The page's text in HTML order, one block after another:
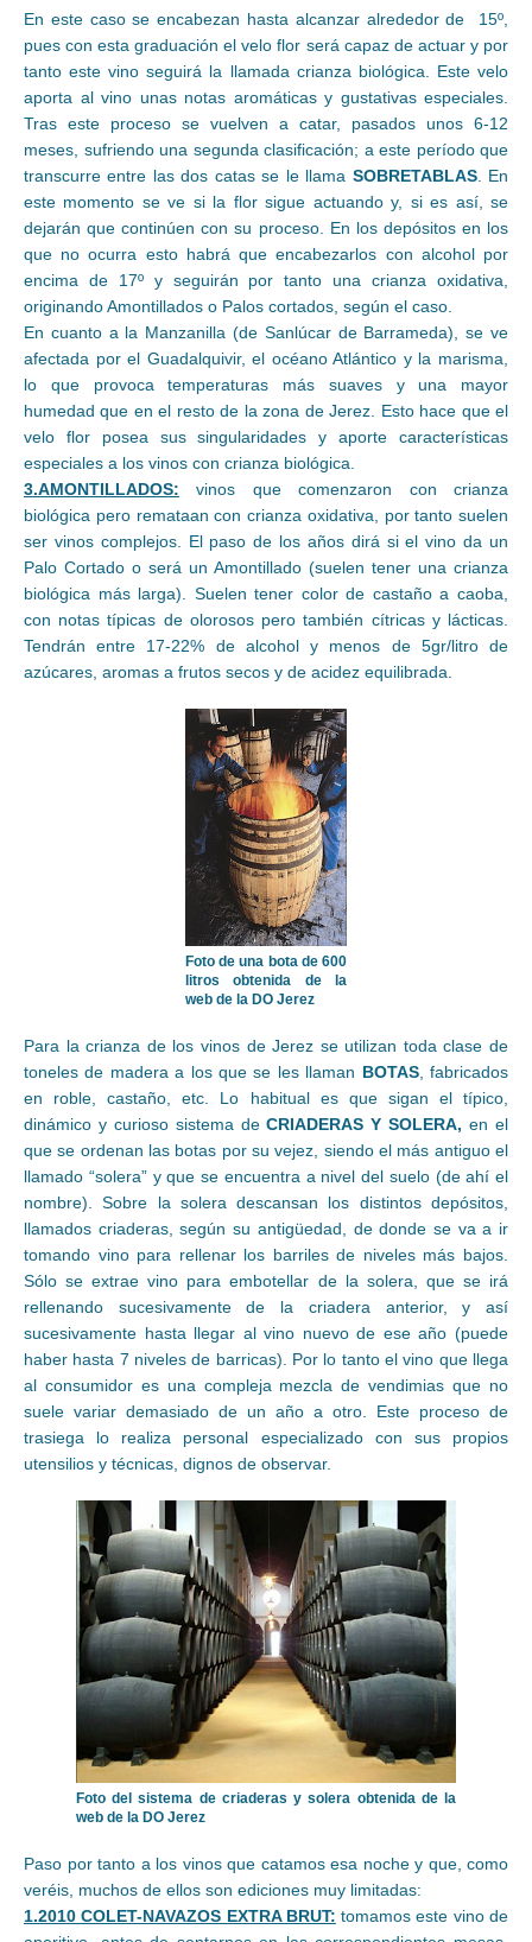
En este caso se encabezan hasta alcanzar alrededor de 15º,
pues con esta graduación el velo flor será capaz de actuar y por
tanto este vino seguirá la llamada crianza biológica. Este velo
aporta al vino unas notas aromáticas y gustativas especiales.
Tras este proceso se vuelven a catar, pasados unos 6-12
meses, sufriendo una segunda clasificación; a este período que
transcurre entre las dos catas se le llama SOBRETABLAS. En
este momento se ve si la flor sigue actuando y, si es así, se
dejarán que continúen con su proceso. En los depósitos en los
que no ocurra esto habrá que encabezarlos con alcohol por
encima de 17º y seguirán por tanto una crianza oxidativa,
originando Amontillados o Palos cortados, según el caso.
En cuanto a la Manzanilla (de Sanlúcar de Barrameda), se ve
afectada por el Guadalquivir, el océano Atlántico y la marisma,
lo que provoca temperaturas más suaves y una mayor
humedad que en el resto de la zona de Jerez. Esto hace que el
velo flor posea sus singularidades y aporte características
especiales a los vinos con crianza biológica.
3.AMONTILLADOS: vinos que comenzaron con crianza
biológica pero remataan con crianza oxidativa, por tanto suelen
ser vinos complejos. El paso de los años dirá si el vino da un
Palo Cortado o será un Amontillado (suelen tener una crianza
biológica más larga). Suelen tener color de castaño a caoba,
con notas típicas de olorosos pero también cítricas y lácticas.
Tendrán entre 17-22% de alcohol y menos de 5gr/litro de
azúcares, aromas a frutos secos y de acidez equilibrada.
Foto de una bota de 600
litros obtenida de la
web de la DO Jerez
Para la crianza de los vinos de Jerez se utilizan toda clase de
toneles de madera a los que se les llaman BOTAS, fabricados
en roble, castaño, etc. Lo habitual es que sigan el típico,
dinámico y curioso sistema deCRIADERAS Y SOLERA, en el
que se ordenan las botas por su vejez, siendo el más antiguo el
llamado “solera” y que se encuentra a nivel del suelo (de ahí el
nombre). Sobre la solera descansan los distintos depósitos,
llamados criaderas, según su antigüedad, de donde se va a ir
tomando vino para rellenar los barriles de niveles más bajos.
Sólo se extrae vino para embotellar de la solera, que se irá
rellenando sucesivamente de la criadera anterior, y así
sucesivamente hasta llegar al vino nuevo de ese año (puede
haber hasta 7 niveles de barricas). Por lo tanto el vino que llega
al consumidor es una compleja mezcla de vendimias que no
suele variar demasiado de un año a otro. Este proceso de
trasiega lo realiza personal especializado con sus propios
utensilios y técnicas, dignos de observar.
Foto del sistema de criaderas y solera obtenida de la
web de la DO Jerez
Paso por tanto a los vinos que catamos esa noche y que, como
veréis, muchos de ellos son ediciones muy limitadas:
1.2010 COLET-NAVAZOS EXTRA BRUT: tomamos este vino de